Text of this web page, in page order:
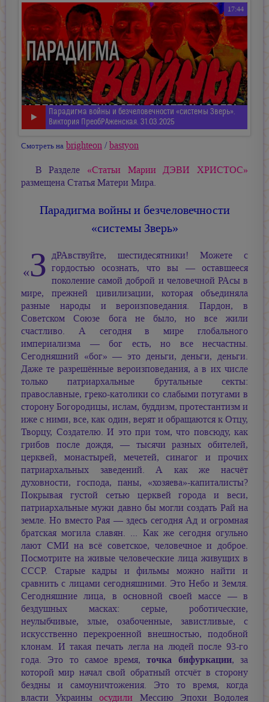
17:44
Парадигма войны и безчеловечности «системы Зверь».
Виктория ПреобРАженская. 31.03.2025
Смотреть на brighteon /bastyon
В Разделе «Статьи Марии ДЭВИ ХРИСТОС»
размещена Статья Матери Мира.
Парадигма войны и безчеловечности
«системы Зверь»
«З дРАвствуйте, шестидесятники! Можете с
гордостью осознать, что вы — оставшееся
поколение самой доброй и человечной РАсы в
мире, прежней цивилизации, которая объединяла
разные народы и вероизповедания. Пардон, в
Советском Союзе бога не было, но все жили
счастливо. А сегодня в мире глобального
империализма — бог есть, но все несчастны.
Сегодняшний «бог» — это деньги, деньги, деньги.
Даже те разрешённые вероизповедания, а в их числе
только патриархальные брутальные секты:
православные, греко-католики со слабыми потугами в
сторону Богородицы, ислам, буддизм, протестантизм и
иже с ними, все, как один, верят и обращаются к Отцу,
Творцу, Создателю. И это при том, что повсюду, как
грибов после дождя, — тысячи разных обителей,
церквей, монастырей, мечетей, синагог и прочих
патриархальных заведений. А как же насчёт
духовности, господа, паны, «хозяева»-капиталисты?
Покрывая густой сетью церквей города и веси,
патриархальные мужи давно бы могли создать Рай на
земле. Но вместо Рая — здесь сегодня Ад и огромная
братская могила славян. ... Как же сегодня огульно
лают СМИ на всё советское, человечное и доброе.
Посмотрите на живые человеческие лица живущих в
СССР. Старые кадры и фильмы можно найти и
сравнить с лицами сегодняшними. Это Небо и Земля.
Сегодняшние лица, в основной своей массе — в
бездушных масках: серые, роботические,
неулыбчивые, злые, озабоченные, завистливые, с
искусственно перекроенной внешностью, подобной
клонам. И такая печать легла на людей после 93-го
года. Это то самое время,точка бифуркации, за
которой мир начал свой обратный отсчёт в сторону
бездны и самоуничтожения. Это то время, когда
власти Украиныосудили Мессию Эпохи Водолея